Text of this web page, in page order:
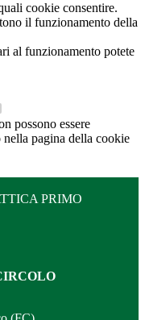
cookie consentire.
il funzionamento della
al funzionamento potete
possono essere
pagina della cookie
PRIMO